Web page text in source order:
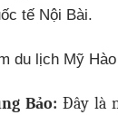
tế Nội Bài.
du lịch Mỹ
Bảo: Đây là